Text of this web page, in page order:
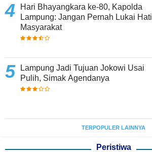
Hari Bhayangkara ke-80, Kapolda
Lampung: Jangan Pernah Lukai Hati
Masyarakat
Lampung Jadi Tujuan Jokowi Usai
Pulih, Simak Agendanya
TERPOPULER LAINNYA
Peristiwa